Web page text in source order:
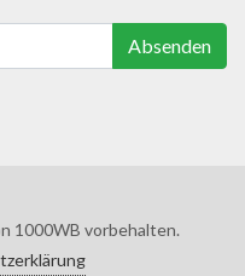
Absenden
1000WB vorbehalten.